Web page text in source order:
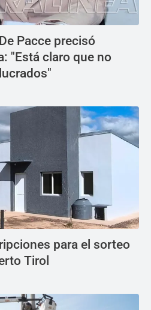
Pacce precisó
"Está claro que no
para el sorteo
Tirol